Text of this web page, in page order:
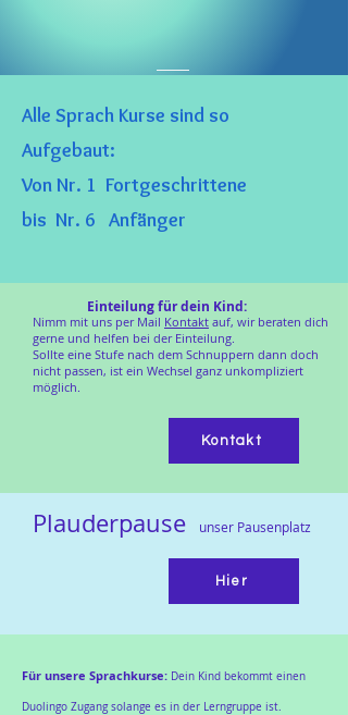
Alle Sprach Kurse sind so
Aufgebaut:
Von Nr. 1 Fortgeschrittene
bis Nr. 6 Anfänger
Einteilung für dein Kind:
Nimm mit uns per Mail Kontakt auf, wir beraten dich
gerne und helfen bei der Einteilung.
Sollte eine Stufe nach dem Schnuppern dann doch
nicht passen, ist ein Wechsel ganz unkompliziert
möglich.
Kontakt
Plauderpause unser Pausenplatz
Hier
Für unsere Sprachkurse: Dein Kind bekommt einen
Duolingo Zugang solange es in der Lerngruppe ist.